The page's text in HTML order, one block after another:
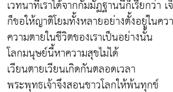
เวทนาที่เราได้จากกัมมัฏฐานนี้ก็เรียกว่า เ
ก็ขอให้ญาติโยมทั้งหลายอย่างตั้งอยู่ในคว
ความตายในชีวิตของเราเป็นอย่างนั้น
โลกมนุษย์นี้หาความสุขไม่ได้
เวียนตายเวียนเกิดกันตลอดเวลา
พระพุทธเจ้าจึงสอนชาวโลกให้พ้นทุกข์